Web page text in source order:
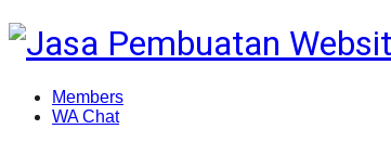
Members
WA Chat